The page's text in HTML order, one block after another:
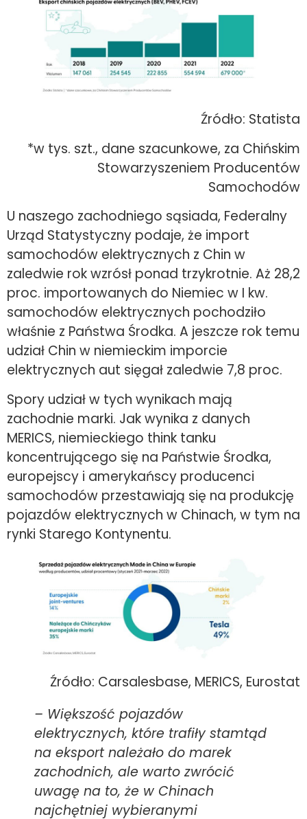
Źródło: Statista
*w tys. szt., dane szacunkowe, za Chińskim
Stowarzyszeniem Producentów
Samochodów
U naszego zachodniego sąsiada, Federalny
Urząd Statystyczny podaje, że import
samochodów elektrycznych z Chin w
zaledwie rok wzrósł ponad trzykrotnie. Aż 28,2
proc. importowanych do Niemiec w I kw.
samochodów elektrycznych pochodziło
właśnie z Państwa Środka. A jeszcze rok temu
udział Chin w niemieckim imporcie
elektrycznych aut sięgał zaledwie 7,8 proc.
Spory udział w tych wynikach mają
zachodnie marki. Jak wynika z danych
MERICS, niemieckiego think tanku
koncentrującego się na Państwie Środka,
europejscy i amerykańscy producenci
samochodów przestawiają się na produkcję
pojazdów elektrycznych w Chinach, w tym na
rynki Starego Kontynentu.
Źródło: Carsalesbase, MERICS, Eurostat
– Większość pojazdów
elektrycznych, które trafiły stamtąd
na eksport należało do marek
zachodnich, ale warto zwrócić
uwagę na to, że w Chinach
najchętniej wybieranymi